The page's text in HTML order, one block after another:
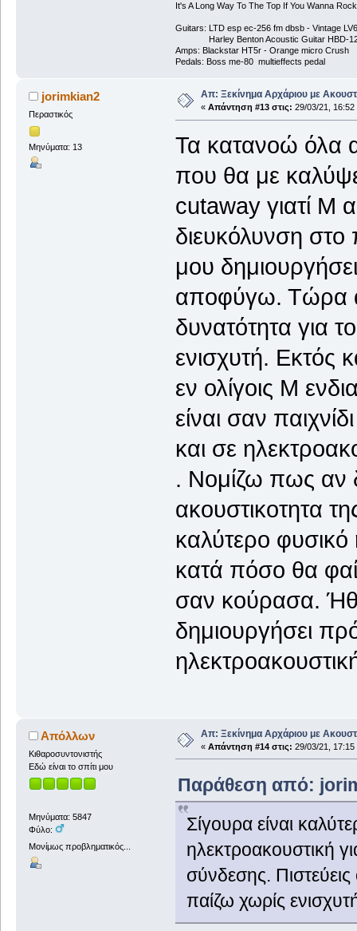
It's A Long Way To The Top If You Wanna
Guitars: LTD esp ec-256 fm dbsb - Vintage
Harley Benton Acoustic Guitar HBD-
Amps: Blackstar HT5r - Orange micro Crush
Pedals: Boss me-80 multieffects pedal
jorimkian2
Περαστικός
Μηνύματα: 13
Απ: Ξεκίνημα Αρχάριου με
« Απάντηση #13 στις: 29/03/21, 16:52
Τα κατανοώ όλα
που θα με
cutaway γιατί Μ
διευκόλυνση στο
μου
αποφύγω. Τώρα
δυνατότητα για
ενισχυτή. Εκτός
εν ολίγοις Μ
είναι σαν
και σε
. Νομίζω πως αν
ακουστικοτητα
καλύτερο
κατά πόσο θα
σαν κούρασα.
δημιουργήσει
Απόλλων
Κιθαροσυντονιστής
Εδώ είναι το σπίτι μου
Μηνύματα: 5847
Φύλο:
Μονίμως προβληματικός...
Απ: Ξεκίνημα Αρχάριου με
« Απάντηση #14 στις: 29/03/21, 17:15
Παράθεση από:
Σίγουρα είναι
ηλεκτροακουστική
σύνδεσης.
παίζω χωρίς